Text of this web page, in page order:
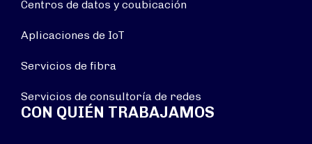
Centros de datos y coubicación
Aplicaciones de IoT
Servicios de fibra
Servicios de consultoría de redes
CON QUIÉN TRABAJAMOS